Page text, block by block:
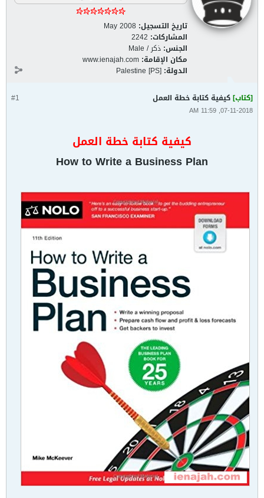
تاريخ التسجيل: May 2008
المشاركات: 2242
الجنس: ذكر / Male
مكان الإقامة: www.ienajah.com
الدولة: Palestine [PS]
#1 [كتاب]كيفية كتابة خطة العمل
07-11-2018, 11:59 AM
كيفية كتابة خطة العمل
How to Write a Business Plan